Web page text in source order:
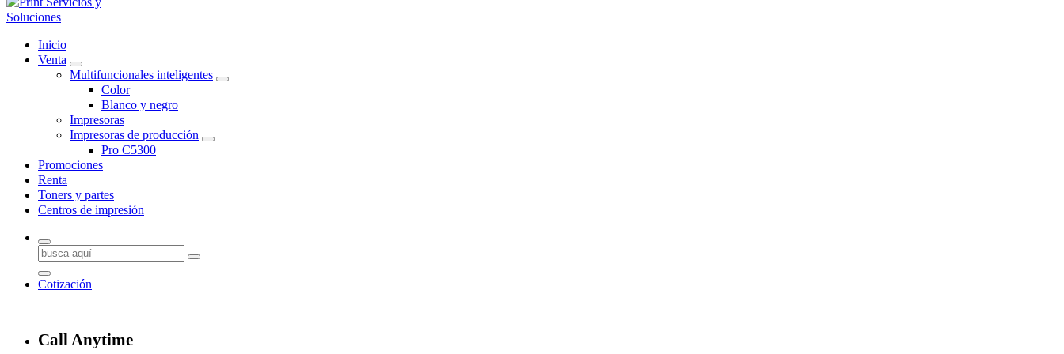
Somos una empresa especializada en la renta, venta y mantenimiento de impresoras y equipos multifuncionales Ricoh. Como distribuidor uni-marca en la región, cuenta con presencia en Ensenada, Tijuana y
Mexicali, brindando cobertura desde San Quintín hasta San Luis Río Colorado. Su enfoque principal es atender al sector maquilador e industrial con soluciones confiables y personalizadas.
Inicio
Venta
Multifuncionales inteligentes
Color
Blanco y negro
Impresoras
Impresoras de producción
Pro C5300
Promociones
Renta
Toners y partes
Centros de impresión
Buscar:
Cotización
Call Anytime